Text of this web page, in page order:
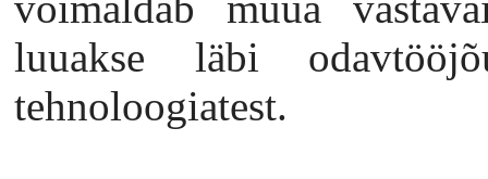
luuakse läbi
tehnoloogiatest.